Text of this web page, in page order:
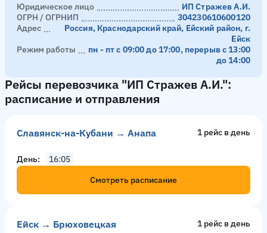
Юридическое лицо
ИП Стражев А.И.
ОГРН / ОГРНИП
304230610600120
Адрес
Россия, Краснодарский край, Ейский район, г.
Ейск
Режим работы
пн - пт с 09:00 до 17:00, перерыв с 13:00
до 14:00
Рейсы перевозчика "ИП Стражев А.И.":
расписание и отправления
Славянск-на-Кубани → Анапа 1 рейс в день
День
16:05
Смотреть расписание
Ейск → Брюховецкая 1 рейс в день